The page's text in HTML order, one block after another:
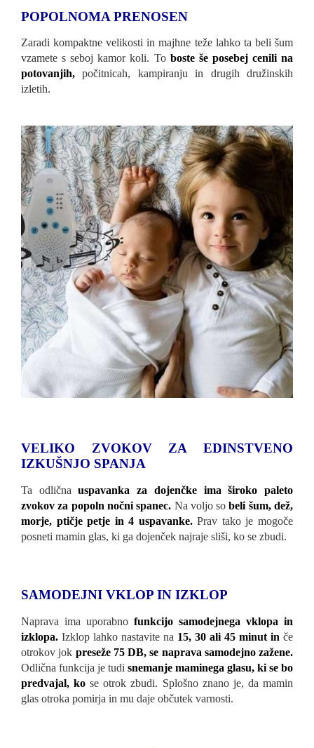
POPOLNOMA PRENOSEN
Zaradi kompaktne velikosti in majhne teže lahko ta beli šum
vzamete s seboj kamor koli. To boste še posebej cenili na
potovanjih,počitnicah, kampiranju in drugih družinskih
izletih.
VELIKO ZVOKOV ZA EDINSTVENO
IZKUŠNJO SPANJA
Ta odličnauspavanka za dojenčke ima široko paleto
zvokov za popoln nočni spanec. Na voljo sobeli šum, dež,
morje, ptičje petje in 4 uspavanke.Prav tako je mogoče
posneti mamin glas, ki ga dojenček najraje sliši, ko se zbudi.
SAMODEJNI VKLOP IN IZKLOP
Naprava ima uporabno funkcijo samodejnega vklopa in
izklopa. Izklop lahko nastavite na 15, 30 ali 45 minut in če
otrokov jok preseže 75 DB, se naprava samodejno zažene.
Odlična funkcija je tudi snemanje maminega glasu, ki se bo
predvajal, kose otrok zbudi. Splošno znano je, da mamin
glas otroka pomirja in mu daje občutek varnosti.